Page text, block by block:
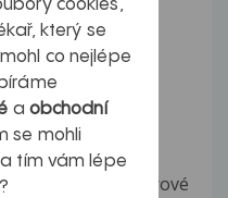
původ
vrcholem zimní virové
cookies,
který se
co nejlépe
a obchodní
se mohli
tím vám lépe